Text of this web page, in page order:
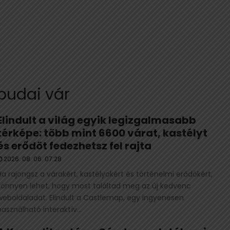
vár
a világ egyik legizgalmasabb
több mint 6600 várat, kastélyt
erődöt fedezhetsz fel rajta
2026. 08. 06. 07:28
rajongsz a várakért, kastélyokért és történelmi erődökért,
lehet, hogy most találtad meg az új kedvenc
Elindult a Castlemap, egy ingyenesen
interaktív...